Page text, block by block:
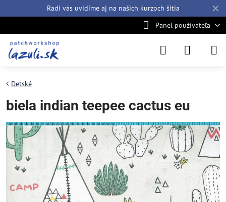
✕
Radi vás uvidíme aj na našich kurzoch šitia
Panel používateľa
Detské
biela indian teepee cactus eu